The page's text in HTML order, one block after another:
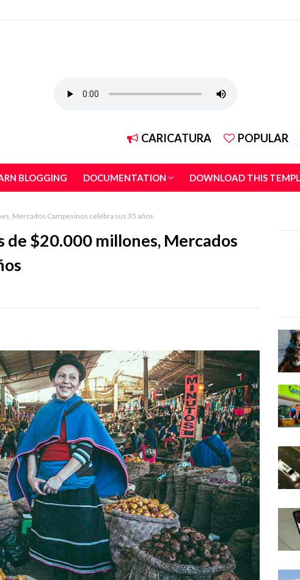
CARICATURA POPULAR
BLOGGING DOCUMENTATION DOWNLOAD THIS
Mercados Campesinos celebra sus 35 años
de $20.000 millones, Mercados